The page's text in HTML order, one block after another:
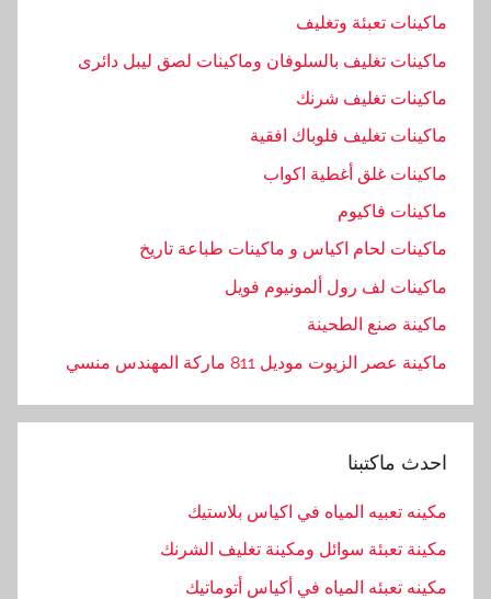
ماكينات تعبئة وتغليف
ماكينات تغليف بالسلوفان وماكينات لصق ليبل دائرى
ماكينات تغليف شرنك
ماكينات تغليف فلوباك افقية
ماكينات غلق أغطية اكواب
ماكينات فاكيوم
ماكينات لحام اكياس و ماكينات طباعة تاريخ
ماكينات لف رول ألمونيوم فويل
ماكينة صنع الطحينة
ماكينة عصر الزيوت موديل 811 ماركة المهندس منسي
احدث ماكتبنا
مكينه تعبيه المياه في اكياس بلاستيك
مكينة تعبئة سوائل ومكينة تغليف الشرنك
مكينه تعبئه المياه في أكياس أتوماتيك